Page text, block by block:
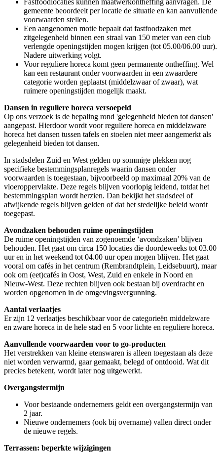
Fastfoodlocaties kunnen maatwerkontheffing aanvragen. De
gemeente beoordeelt per locatie de situatie en kan aanvullende
voorwaarden stellen.
Een aangenomen motie bepaalt dat fastfoodzaken met
zitgelegenheid binnen een straal van 150 meter van een club
verlengde openingstijden mogen krijgen (tot 05.00/06.00 uur).
Nadere uitwerking volgt.
Voor reguliere horeca komt geen permanente ontheffing. Wel
kan een restaurant onder voorwaarden in een zwaardere
categorie worden geplaatst (middelzwaar of zwaar), wat
ruimere openingstijden mogelijk maakt.
Dansen in reguliere horeca versoepeld
Op ons verzoek is de bepaling rond 'gelegenheid bieden tot dansen'
aangepast. Hierdoor wordt voor reguliere horeca en middelzware
horeca het dansen tussen tafels en stoelen niet meer aangemerkt als
gelegenheid bieden tot dansen.
In stadsdelen Zuid en West gelden op sommige plekken nog
specifieke bestemmingsplanregels waarin dansen onder
voorwaarden is toegestaan, bijvoorbeeld op maximaal 20% van de
vloeroppervlakte. Deze regels blijven voorlopig leidend, totdat het
bestemmingsplan wordt herzien. Dan bekijkt het stadsdeel of
afwijkende regels blijven gelden of dat het stedelijke beleid wordt
toegepast.
Avondzaken behouden ruime openingstijden
De ruime openingstijden van zogenoemde ‘avondzaken’ blijven
behouden. Het gaat om circa 150 locaties die doordeweeks tot 03.00
uur en in het weekend tot 04.00 uur open mogen blijven. Het gaat
vooral om cafés in het centrum (Rembrandtplein, Leidsebuurt), maar
ook om (eet)cafés in Oost, West, Zuid en enkele in Noord en
Nieuw-West. Deze rechten blijven ook bestaan bij overdracht en
worden opgenomen in de omgevingsvergunning.
Aantal verlaatjes
Er zijn 12 verlaatjes beschikbaar voor de categorieën middelzware
en zware horeca in de hele stad en 5 voor lichte en reguliere horeca.
Aanvullende voorwaarden voor to go-producten
Het verstrekken van kleine etenswaren is alleen toegestaan als deze
niet worden verwarmd, gaar gemaakt, belegd of ontdooid. Wat dit
precies betekent, wordt later nog uitgewerkt.
Overgangstermijn
Voor bestaande ondernemers geldt een overgangstermijn van
2 jaar.
Nieuwe ondernemers (ook bij overname) vallen direct onder
de nieuwe regels.
Terrassen: beperkte wijzigingen